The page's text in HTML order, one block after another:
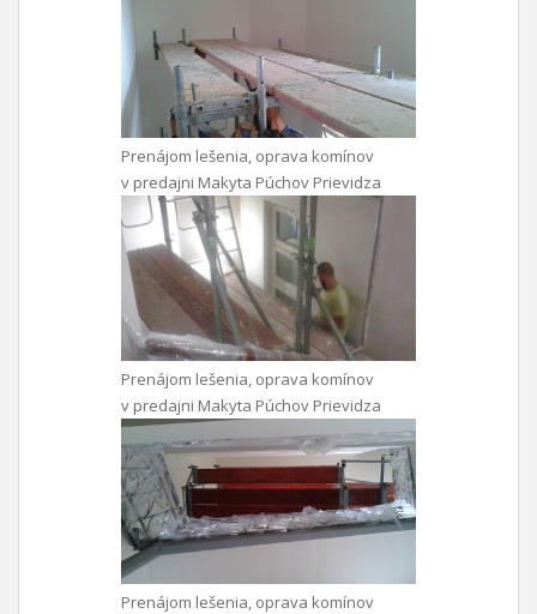
Prenájom lešenia, oprava komínov
v predajni Makyta Púchov Prievidza
Prenájom lešenia, oprava komínov
v predajni Makyta Púchov Prievidza
Prenájom lešenia, oprava komínov